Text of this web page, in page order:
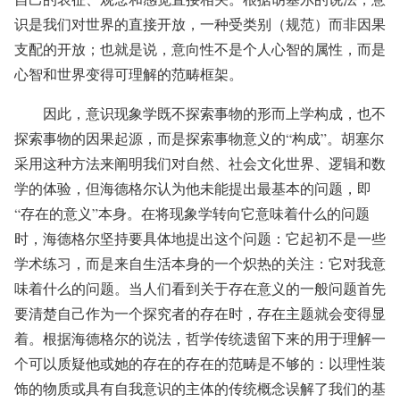
识是我们对世界的直接开放，一种受类别（规范）而非因果
支配的开放；也就是说，意向性不是个人心智的属性，而是
心智和世界变得可理解的范畴框架。
因此，意识现象学既不探索事物的形而上学构成，也不
探索事物的因果起源，而是探索事物意义的“构成”。胡塞尔
采用这种方法来阐明我们对自然、社会文化世界、逻辑和数
学的体验，但海德格尔认为他未能提出最基本的问题，即
“存在的意义”本身。在将现象学转向它意味着什么的问题
时，海德格尔坚持要具体地提出这个问题：它起初不是一些
学术练习，而是来自生活本身的一个炽热的关注：它对我意
味着什么的问题。当人们看到关于存在意义的一般问题首先
要清楚自己作为一个探究者的存在时，存在主题就会变得显
着。根据海德格尔的说法，哲学传统遗留下来的用于理解一
个可以质疑他或她的存在的存在的范畴是不够的：以理性装
饰的物质或具有自我意识的主体的传统概念误解了我们的基